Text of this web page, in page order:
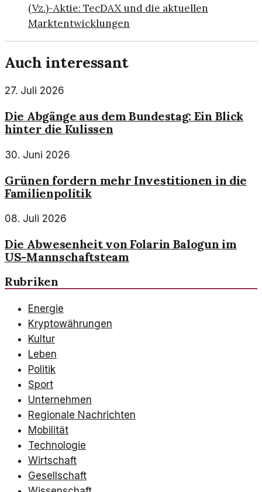
(Vz.)-Aktie: TecDAX und die aktuellen
Marktentwicklungen
Auch interessant
27. Juli 2026
Die Abgänge aus dem Bundestag: Ein Blick
hinter die Kulissen
30. Juni 2026
Grünen fordern mehr Investitionen in die
Familienpolitik
08. Juli 2026
Die Abwesenheit von Folarin Balogun im
US-Mannschaftsteam
Rubriken
Energie
Kryptowährungen
Kultur
Leben
Politik
Sport
Unternehmen
Regionale Nachrichten
Mobilität
Technologie
Wirtschaft
Gesellschaft